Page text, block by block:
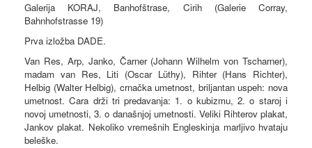
Galerija KORAJ, Banhofštrase, Cirih (Galerie Corray,
Bahnhofstrasse 19)
Prva izložba DADE.
Van Res, Arp, Janko, Čarner (Johann Wilhelm von Tscharner),
madam van Res, Liti (Oscar Lüthy), Rihter (Hans Richter),
Helbig (Walter Helbig), crnačka umetnost, briljantan uspeh: nova
umetnost. Cara drži tri predavanja: 1. o kubizmu, 2. o staroj i
novoj umetnosti, 3. o današnjoj umetnosti. Veliki Rihterov plakat,
Jankov plakat. Nekoliko vremešnih Engleskinja marljivo hvataju
beleške.